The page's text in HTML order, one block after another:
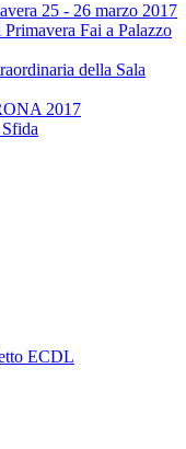
25 - 26 marzo 2017
Fai a Palazzo
della Sala
2017
ECDL